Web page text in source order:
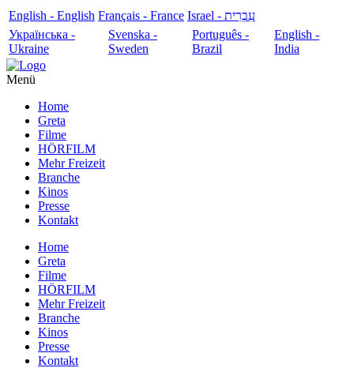
English - English Français - France
עִבְרִית - Israel
Українська -
Ukraine
Svenska -
Sweden
Português -
Brazil
English -
India
Menü
Home
Greta
Filme
HÖRFILM
Mehr Freizeit
Branche
Kinos
Presse
Kontakt
Home
Greta
Filme
HÖRFILM
Mehr Freizeit
Branche
Kinos
Presse
Kontakt